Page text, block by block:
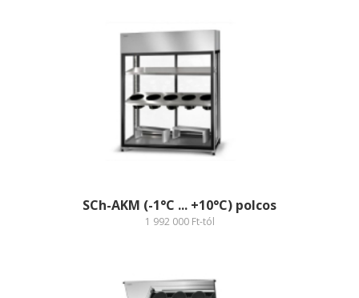
SCh-AKM (-1°C ... +10°C) polcos
1 992 000 Ft-tól